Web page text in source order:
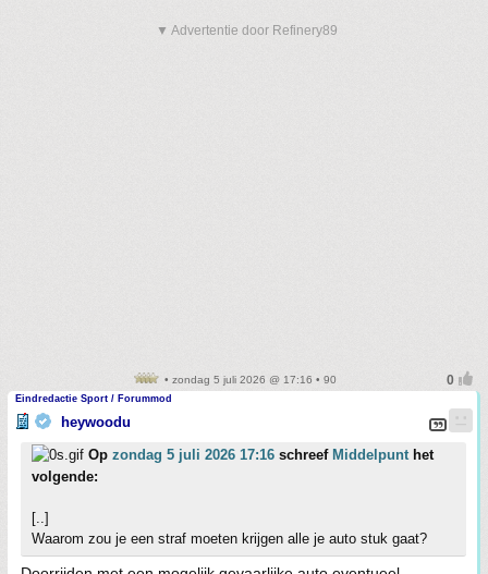
▼ Advertentie door Refinery89
• zondag 5 juli 2026 @ 17:16 • 90
Eindredactie Sport / Forummod
heywoodu
Op zondag 5 juli 2026 17:16 schreef Middelpunthet
volgende:
[..]
Waarom zou je een straf moeten krijgen alle je auto stuk gaat?